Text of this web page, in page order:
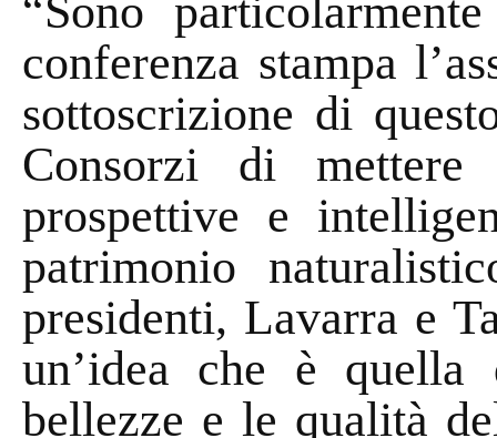
“Sono
conferenza stampa
sottoscrizione di
Consorzi di mettere
prospettive e
patrimonio
presidenti, Lavarra e
un’idea che è
bellezze e le qualità